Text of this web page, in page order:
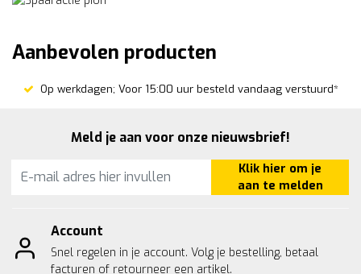
Aanbevolen producten
Op werkdagen; Voor 15:00 uur besteld vandaag verstuurd*
Meld je aan voor onze nieuwsbrief!
Klik hier om je
aan te melden
Account
Snel regelen in je account. Volg je bestelling, betaal
facturen of retourneer een artikel.